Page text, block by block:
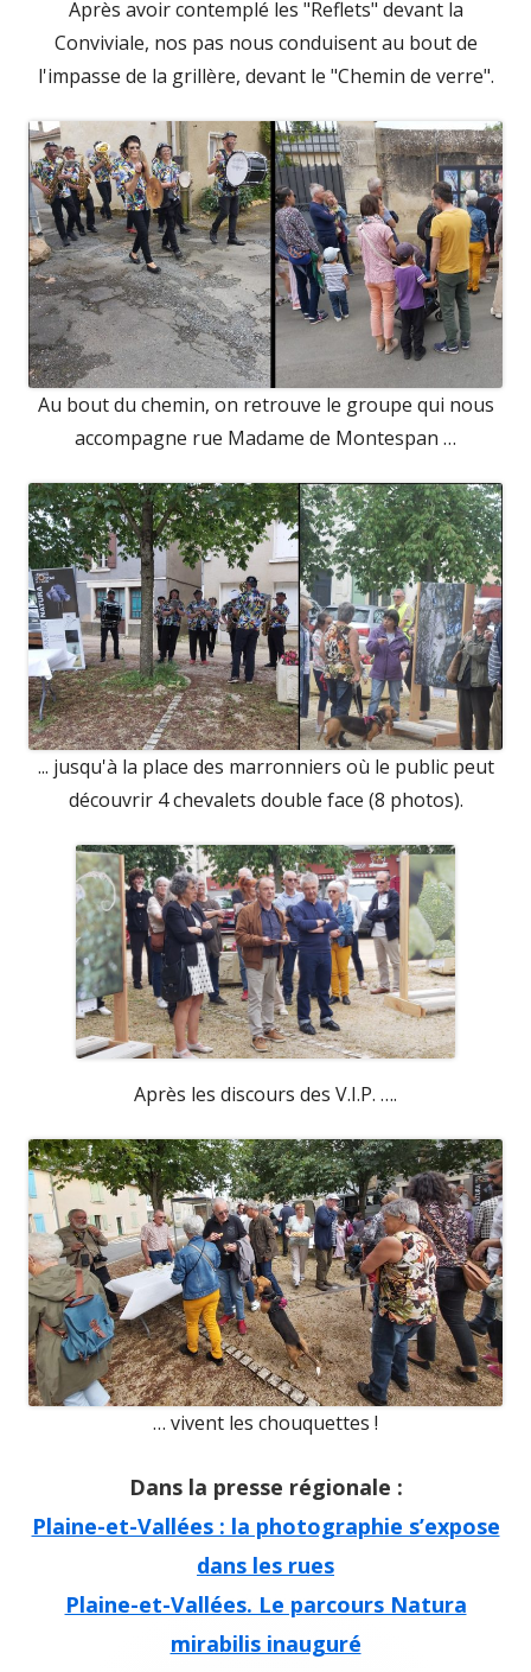
Après avoir contemplé les "Reflets" devant la
Conviviale, nos pas nous conduisent au bout de
l'impasse de la grillère, devant le "Chemin de verre".
Au bout du chemin, on retrouve le groupe qui nous
accompagne rue Madame de Montespan …
... jusqu'à la place des marronniers où le public peut
découvrir 4 chevalets double face (8 photos).
Après les discours des V.I.P. ….
… vivent les chouquettes !
Dans la presse régionale :
Plaine-et-Vallées : la photographie s’expose
dans les rues
Plaine-et-Vallées. Le parcours Natura
mirabilis inauguré